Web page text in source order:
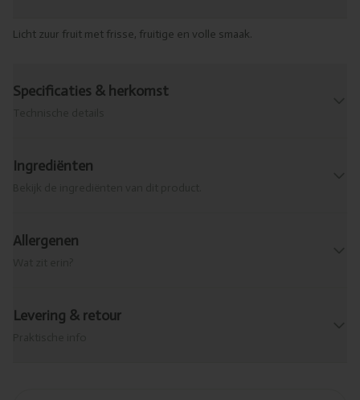
Licht zuur fruit met frisse, fruitige en volle smaak.
Specificaties & herkomst
Ingrediënten
Allergenen
Levering & retour